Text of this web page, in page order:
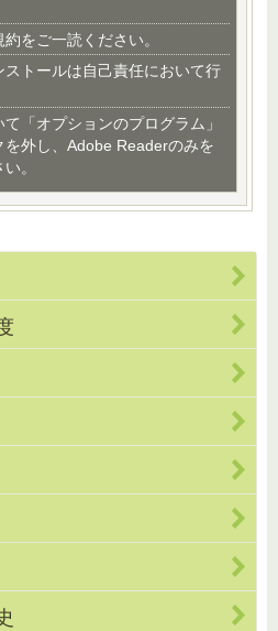
をご一読ください。
トールは自己責任において行
「オプションのプログラム」
を外し、Adobe Readerのみを
。